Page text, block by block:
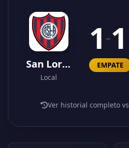
San Lorenzo
Local
1 -1
EMPATE
Ver historial completo